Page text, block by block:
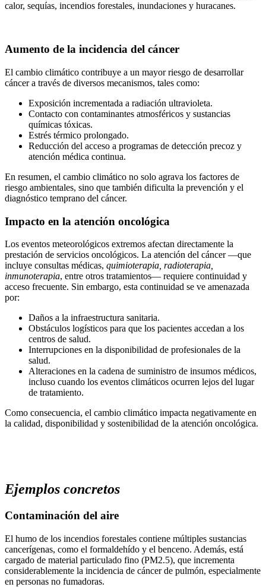
calor, sequías, incendios forestales, inundaciones y huracanes.
Aumento de la incidencia del cáncer
El cambio climático contribuye a un mayor riesgo de desarrollar
cáncer a través de diversos mecanismos, tales como:
Exposición incrementada a radiación ultravioleta.
Contacto con contaminantes atmosféricos y sustancias
químicas tóxicas.
Estrés térmico prolongado.
Reducción del acceso a programas de detección precoz y
atención médica continua.
En resumen, el cambio climático no solo agrava los factores de
riesgo ambientales, sino que también dificulta la prevención y el
diagnóstico temprano del cáncer.
Impacto en la atención oncológica
Los eventos meteorológicos extremos afectan directamente la
prestación de servicios oncológicos. La atención del cáncer —que
incluye consultas médicas, quimioterapia, radioterapia,
inmunoterapia, entre otros tratamientos— requiere continuidad y
acceso frecuente. Sin embargo, esta continuidad se ve amenazada
por:
Daños a la infraestructura sanitaria.
Obstáculos logísticos para que los pacientes accedan a los
centros de salud.
Interrupciones en la disponibilidad de profesionales de la
salud.
Alteraciones en la cadena de suministro de insumos médicos,
incluso cuando los eventos climáticos ocurren lejos del lugar
de tratamiento.
Como consecuencia, el cambio climático impacta negativamente en
la calidad, disponibilidad y sostenibilidad de la atención oncológica.
Ejemplos concretos
Contaminación del aire
El humo de los incendios forestales contiene múltiples sustancias
cancerígenas, como el formaldehído y el benceno. Además, está
cargado de material particulado fino (PM2.5), que incrementa
considerablemente la incidencia de cáncer de pulmón, especialmente
en personas no fumadoras.